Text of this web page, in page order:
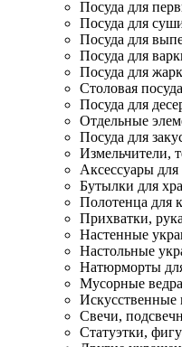
Посуда для
Посуда для
Посуда для
Посуда для
Посуда для
Столовая посуда
Посуда для
Отдельные
Посуда для
Измельчители,
Аксессуары
Бутылки для
Полотенца для
Прихватки,
Настенные
Настольные
Натюрморты
Мусорные ведра
Искусственные
Свечи,
Статуэтки,